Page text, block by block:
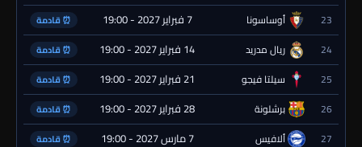
23 أوساسونا 7 فبراير 2027 - 19:00 ⏰ قادمة
24 ريال مدريد 14 فبراير 2027 - 19:00 ⏰ قادمة
25 سيلتا فيجو 21 فبراير 2027 - 19:00 ⏰ قادمة
26 برشلونة 28 فبراير 2027 - 19:00 ⏰ قادمة
27 ألافيس 7 مارس 2027 - 19:00 ⏰ قادمة